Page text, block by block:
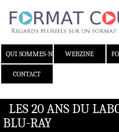
QUI SOMMES-NOUS ?WEBZINE
CONTACT
LES 20 ANS DU
BLU-RAY